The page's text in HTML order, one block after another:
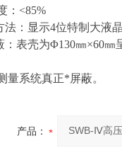
：<85%
法：显示4位特制大液
：表壳为Φ130㎜×60
量系统真正*屏蔽。
产品：